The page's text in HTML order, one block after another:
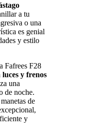
a tu
o una
es genial
y estilo
Fafrees F28
luces y frenos
una
de noche.
de
y